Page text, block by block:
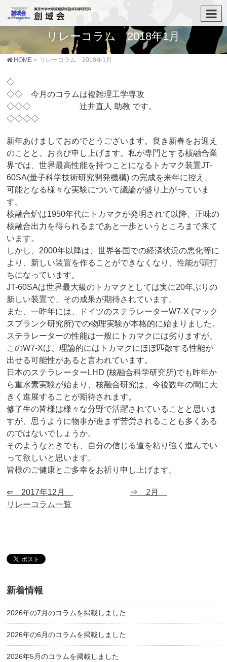
リレーコラム 2018年1月
HOME » リレーコラム 2018年1月
◇
◇◇ 今月のコラムは複雑理工学専攻
◇◇◇ 辻井直人 助教 です。
◇◇◇◇
新年あけましておめでとうございます。良き新春をお迎え
のことと、お喜び申し上げます。私が専門とする核融合業
界では、世界最高性能を持つことになるトカマク装置JT-
60SA(量子科学技術研究開発機構) の完成を来年に控え、
可能となる様々な実験について議論が盛り上がっていま
す。
核融合炉は1950年代にトカマクが発明されて以降、正味の
核融合出力を得られるまであと一歩というところまで来て
います。
しかし、2000年以降は、世界各国での経済状況の悪化等に
より、新しい装置を作ることができなくなり、性能が頭打
ちになっています。
JT-60SAは世界最大級のトカマクとしては実に20年ぶりの
新しい装置で、その成果が期待されています。
また、一昨年には、ドイツのステラレーターW7-X (マック
スプランク研究所)での物理実験が本格的に始まりました。
ステラレーターの性能は一般にトカマクには劣りますが、
このW7-Xは、理論的にはトカマクにほぼ匹敵する性能が
出せる可能性があると言われています。
日本のステラレーターLHD (核融合科学研究所)でも昨年か
ら重水素実験が始まり、核融合研究は、今後数年の間に大
きく進展することが期待されます。
修了生の皆様は様々な分野で活躍されていることと思いま
すが、思うように物事が進まず苦労されることも多くある
のではないでしょうか。
そのようなときでも、自分の信じる道を粘り強く進んでい
って欲しいと思います。
皆様のご健康とご多幸をお祈り申し上げます。
⇐ 2017年12月
⇒ 2月
リレーコラム一覧
新着情報
2026年の7月のコラムを掲載しました
2026年の6月のコラムを掲載しました
2026年5月のコラムを掲載しました